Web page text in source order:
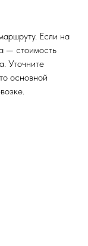
Если на
— стоимость
Уточните
основной